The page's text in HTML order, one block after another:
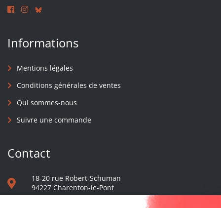
Informations
Mentions légales
Conditions générales de ventes
Qui sommes-nous
Suivre une commande
Contact
18-20 rue Robert-Schuman
94227 Charenton-le-Pont